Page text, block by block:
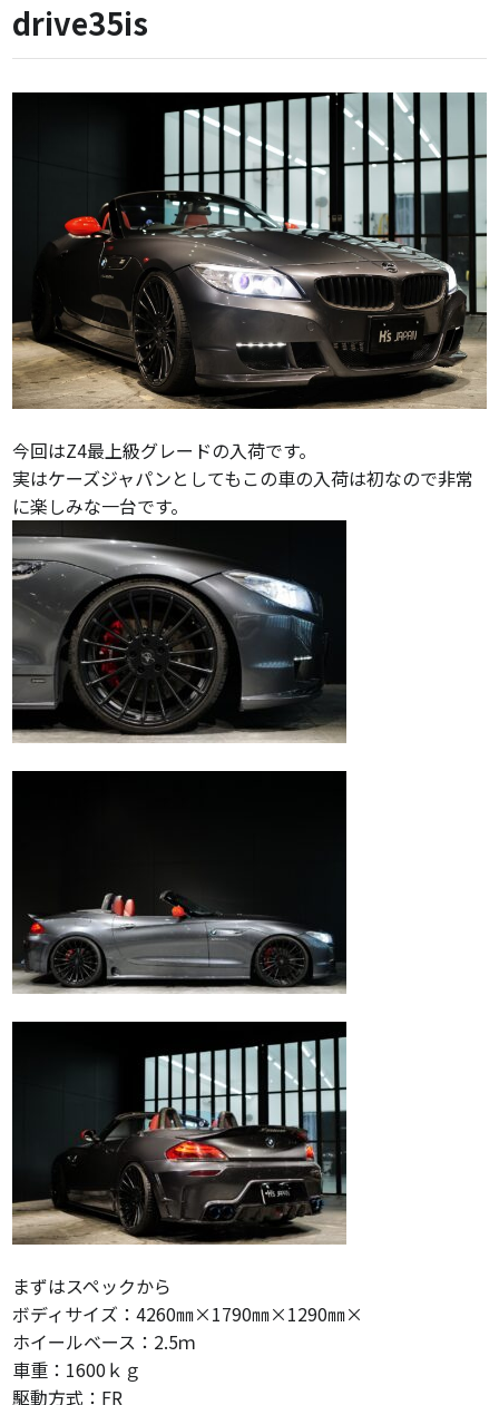
drive35is
今回はZ4最上級グレードの入荷です。
実はケーズジャパンとしてもこの車の入荷は初なので非常
に楽しみな一台です。
まずはスペックから
ボディサイズ：4260㎜×1790㎜×1290㎜×
ホイールベース：2.5ｍ
車重：1600ｋｇ
駆動方式：FR